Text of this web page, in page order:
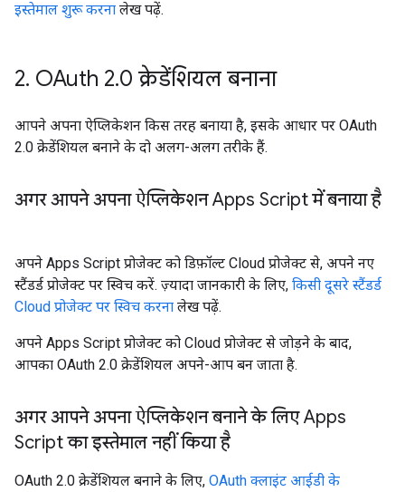
इस्तेमाल शुरू करना लेख पढ़ें.
2. OAuth 2.0 क्रेडेंशियल बनाना
आपने अपना ऐप्लिकेशन किस तरह बनाया है, इसके आधार पर OAuth
2.0 क्रेडेंशियल बनाने के दो अलग-अलग तरीके हैं.
अगर आपने अपना ऐप्लिकेशन Apps Script में बनाया है
अपने Apps Script प्रोजेक्ट को डिफ़ॉल्ट Cloud प्रोजेक्ट से, अपने नए
स्टैंडर्ड प्रोजेक्ट पर स्विच करें. ज़्यादा जानकारी के लिए, किसी दूसरे स्टैंडर्ड
Cloud प्रोजेक्ट पर स्विच करना लेख पढ़ें.
अपने Apps Script प्रोजेक्ट को Cloud प्रोजेक्ट से जोड़ने के बाद,
आपका OAuth 2.0 क्रेडेंशियल अपने-आप बन जाता है.
अगर आपने अपना ऐप्लिकेशन बनाने के लिए Apps
Script का इस्तेमाल नहीं किया है
OAuth 2.0 क्रेडेंशियल बनाने के लिए, OAuth क्लाइंट आईडी के